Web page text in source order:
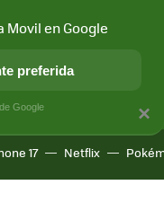
APLICACIONES
17 Netflix
×
Movil en Google
preferida
Google